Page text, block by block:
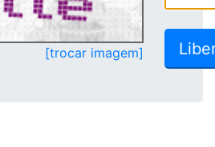
[trocar imagem]